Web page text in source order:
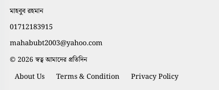
মাহবুব রহমান
01712183915
mahabubt2003@yahoo.com
© 2026 স্বত্ব আমাদের প্রতিদিন
About Us Terms & Condition Privacy Policy